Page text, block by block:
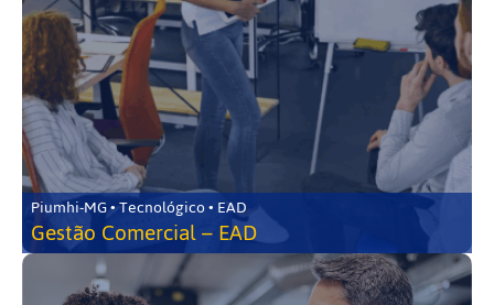
Piumhi-MG • Tecnológico • EAD
Gestão Comercial – EAD